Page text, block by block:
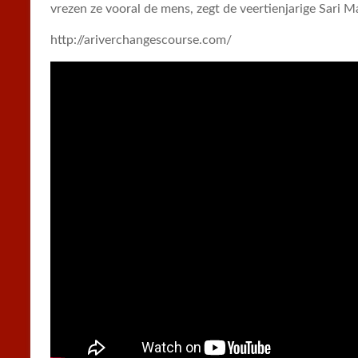
vrezen ze vooral de mens, zegt de veertienjarige Sari
http://ariverchangescourse.com/